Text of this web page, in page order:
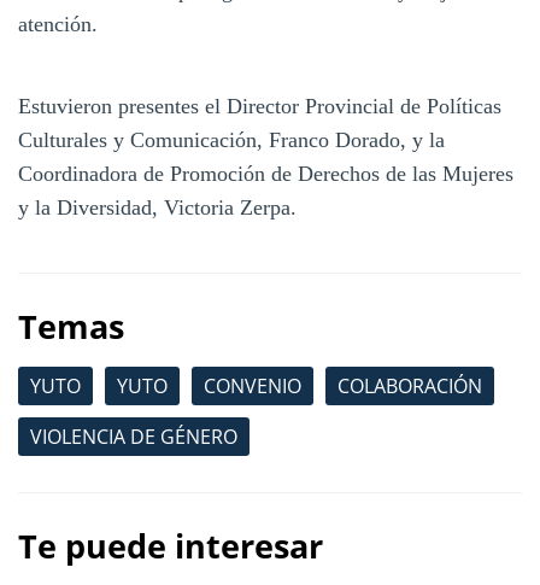
atención.
Estuvieron presentes el Director Provincial de Políticas
Culturales y Comunicación, Franco Dorado, y la
Coordinadora de Promoción de Derechos de las Mujeres
y la Diversidad, Victoria Zerpa.
Temas
YUTO YUTO CONVENIO
COLABORACIÓN
VIOLENCIA DE GÉNERO
Te puede interesar